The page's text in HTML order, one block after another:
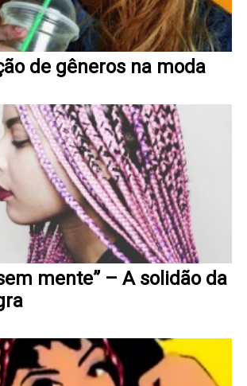
de gêneros na moda
mente” – A solidão da